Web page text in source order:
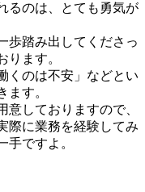
るのは、とても勇気が
歩踏み出してくださっ
ります。
くのは不安」などとい
ます。
意しておりますので、
際に業務を経験してみ
手ですよ。